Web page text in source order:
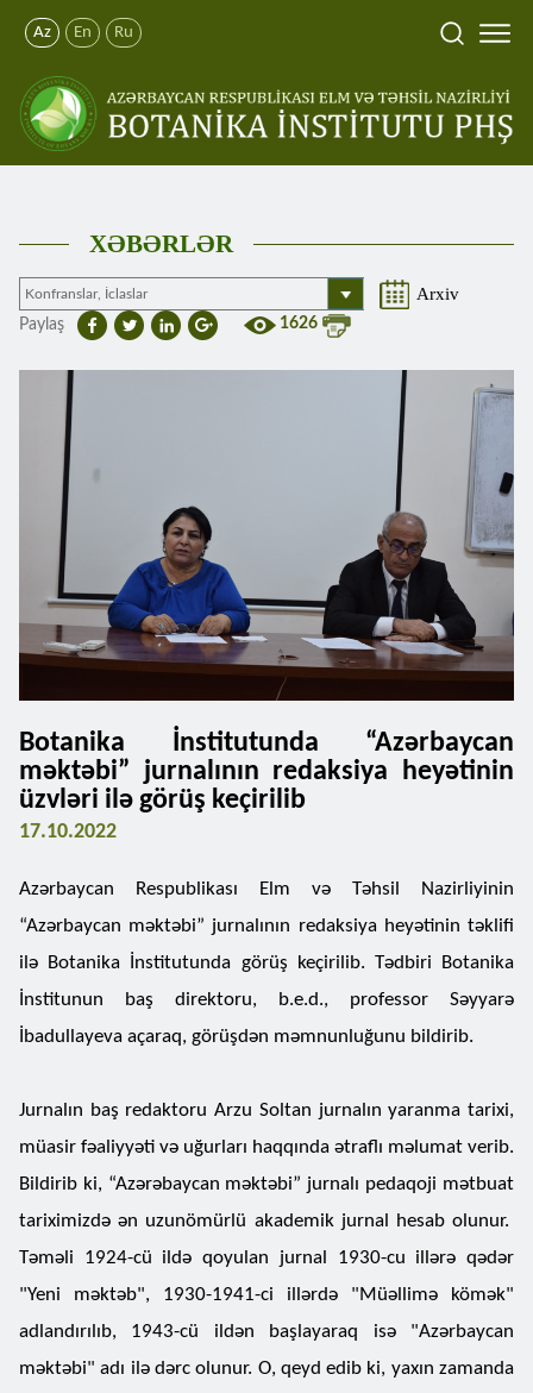
Az En Ru
XƏBƏRLƏR
Arxiv
Paylaş 1626
Botanika İnstitutunda “Azərbaycan
məktəbi” jurnalının redaksiya heyətinin
üzvləri ilə görüş keçirilib
17.10.2022
Azərbaycan Respublikası Elm və Təhsil Nazirliyinin
“Azərbaycan məktəbi” jurnalının redaksiya heyətinin təklifi
ilə Botanika İnstitutunda görüş keçirilib. Tədbiri Botanika
İnstitunun baş direktoru, b.e.d., professor Səyyarə
İbadullayeva açaraq, görüşdən məmnunluğunu bildirib.
Jurnalın baş redaktoru Arzu Soltan jurnalın yaranma tarixi,
müasir fəaliyyəti və uğurları haqqında ətraflı məlumat verib.
Bildirib ki, “Azərəbaycan məktəbi” jurnalı pedaqoji mətbuat
tariximizdə ən uzunömürlü akademik jurnal hesab olunur.
Təməli 1924-cü ildə qoyulan jurnal 1930-cu illərə qədər
"Yeni məktəb", 1930-1941-ci illərdə "Müəllimə kömək"
adlandırılıb, 1943-cü ildən başlayaraq isə "Azərbaycan
məktəbi" adı ilə dərc olunur. O, qeyd edib ki, yaxın zamanda